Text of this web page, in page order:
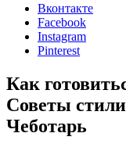
Вконтакте
Facebook
Instagram
Pinterest
Как
Советы
Чеботарь